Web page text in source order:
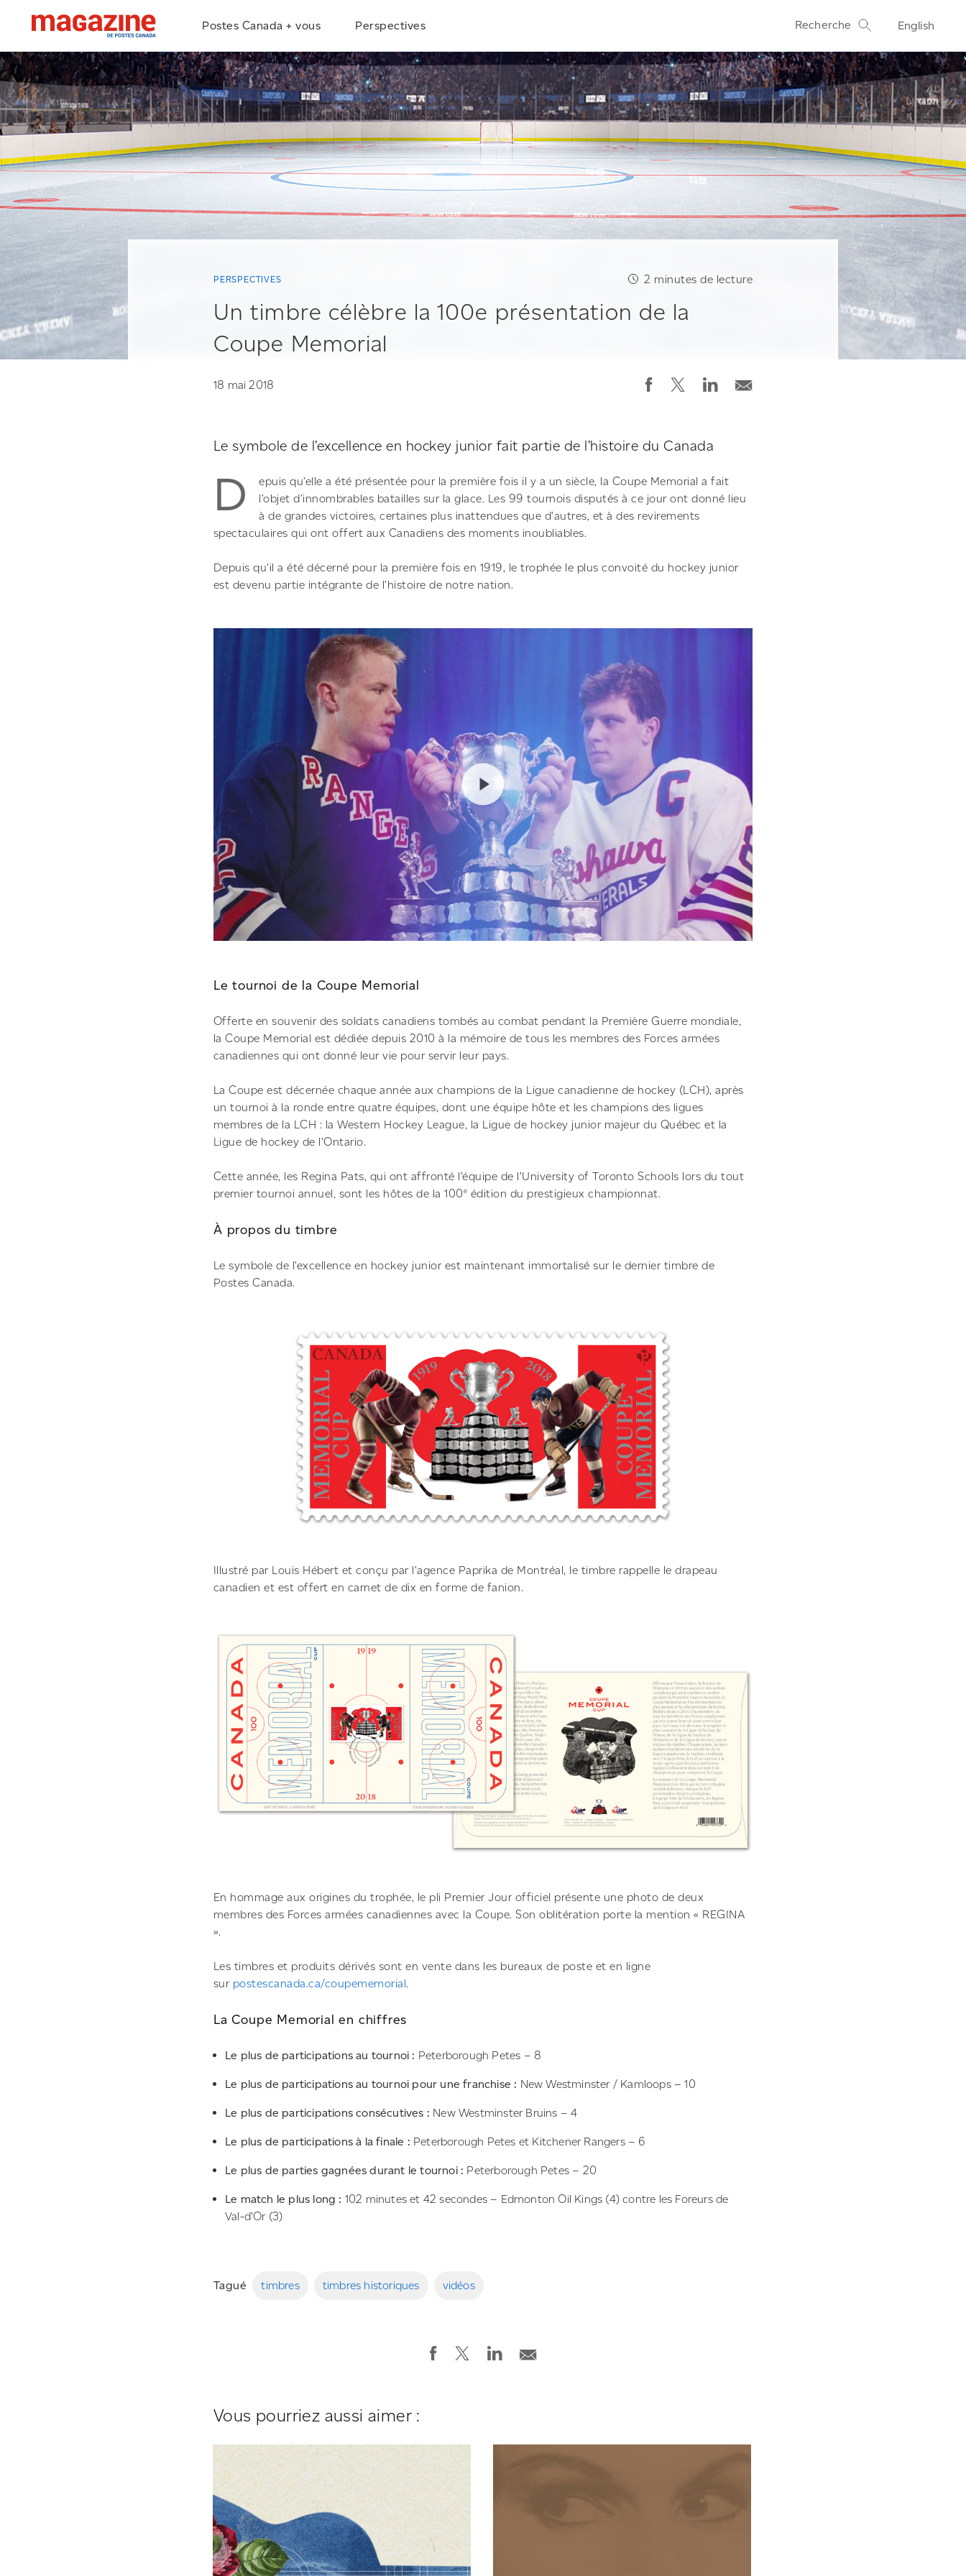
Postes Canada + vous Perspectives Recherche English
PERSPECTIVES
Un timbre célèbre la 100e présentation de la
Coupe Memorial
18 mai 2018
2 minutes de lecture
Le symbole de l’excellence en hockey junior fait partie de l’histoire du Canada
D
epuis qu’elle a été présentée pour la première fois il y a un siècle, la Coupe Memorial a fait
l’objet d’innombrables batailles sur la glace. Les 99 tournois disputés à ce jour ont donné lieu
à de grandes victoires, certaines plus inattendues que d’autres, et à des revirements
spectaculaires qui ont offert aux Canadiens des moments inoubliables.
Depuis qu’il a été décerné pour la première fois en 1919, le trophée le plus convoité du hockey junior
est devenu partie intégrante de l’histoire de notre nation.
Le tournoi de la Coupe Memorial
Offerte en souvenir des soldats canadiens tombés au combat pendant la Première Guerre mondiale,
la Coupe Memorial est dédiée depuis 2010 à la mémoire de tous les membres des Forces armées
canadiennes qui ont donné leur vie pour servir leur pays.
La Coupe est décernée chaque année aux champions de la Ligue canadienne de hockey (LCH), après
un tournoi à la ronde entre quatre équipes, dont une équipe hôte et les champions des ligues
membres de la LCH : la Western Hockey League, la Ligue de hockey junior majeur du Québec et la
Ligue de hockey de l’Ontario.
Cette année, les Regina Pats, qui ont affronté l’équipe de l’University of Toronto Schools lors du tout
premier tournoi annuel, sont les hôtes de la 100e édition du prestigieux championnat.
À propos du timbre
Le symbole de l’excellence en hockey junior est maintenant immortalisé sur le dernier timbre de
Postes Canada.
Illustré par Louis Hébert et conçu par l’agence Paprika de Montréal, le timbre rappelle le drapeau
canadien et est offert en carnet de dix en forme de fanion.
En hommage aux origines du trophée, le pli Premier Jour officiel présente une photo de deux
membres des Forces armées canadiennes avec la Coupe. Son oblitération porte la mention « REGINA
».
Les timbres et produits dérivés sont en vente dans les bureaux de poste et en ligne
sur postescanada.ca/coupememorial.
La Coupe Memorial en chiffres
Le plus de participations au tournoi : Peterborough Petes – 8
Le plus de participations au tournoi pour une franchise : New Westminster / Kamloops – 10
Le plus de participations consécutives : New Westminster Bruins – 4
Le plus de participations à la finale : Peterborough Petes et Kitchener Rangers – 6
Le plus de parties gagnées durant le tournoi : Peterborough Petes – 20
Le match le plus long : 102 minutes et 42 secondes – Edmonton Oil Kings (4) contre les Foreurs de
Val-d’Or (3)
Tagué timbres timbres historiques vidéos
Vous pourriez aussi aimer :